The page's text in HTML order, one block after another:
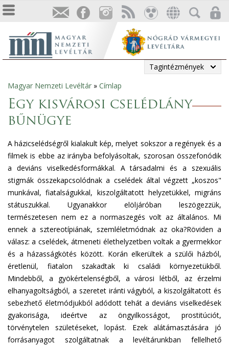
Tagintézmények
Jelenlegi
hely
Magyar Nemzeti Levéltár » Címlap
Egy kisvárosi cselédlány
bűnügye
A házicselédségről kialakult kép, melyet sokszor a regények és a
filmek is ebbe az irányba befolyásoltak, szorosan összefonódik
a deviáns viselkedésformákkal. A társadalmi és a szexuális
stigmák összekapcsolódnak a cselédek által végzett „koszos"
munkával, fiatalságukkal, kiszolgáltatott helyzetükkel, migráns
státuszukkal. Ugyanakkor elöljáróban leszögezzük,
természetesen nem ez a normaszegés volt az általános. Mi
ennek a sztereotípiának, szemléletmódnak az oka?Röviden a
válasz: a cselédek, átmeneti élethelyzetben voltak a gyermekkor
és a házasságkötés között. Korán elkerültek a szülői házból,
éretlenül, fiatalon szakadtak ki családi környezetükből.
Mindebből, a gyökértelenségből, a városi létből, az érzelmi
elhanyagoltságból, a szeretet iránti vágyból, a kiszolgáltatott és
sebezhető életmódjukból adódott tehát a deviáns viselkedések
gyakorisága, ideértve az öngyilkosságot, prostitúciót,
törvénytelen születéseket, lopást. Ezek alátámasztására jó
forrásanyagot szolgáltatnak a levéltárunkban fellelhető